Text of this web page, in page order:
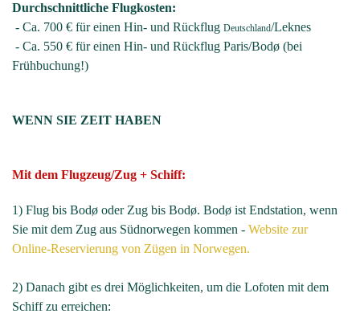
Durchschnittliche Flugkosten:
- Ca. 700 € für einen Hin- und Rückflug Deutschland/Leknes
- Ca. 550 € für einen Hin- und Rückflug Paris/Bodø (bei
Frühbuchung!)
WENN SIE ZEIT HABEN
Mit dem Flugzeug/Zug + Schiff:
1) Flug bis Bodø oder Zug bis Bodø. Bodø ist Endstation, wenn
Sie mit dem Zug aus Südnorwegen kommen - Website zur
Online-Reservierung von Zügen in Norwegen.
2) Danach gibt es drei Möglichkeiten, um die Lofoten mit dem
Schiff zu erreichen: